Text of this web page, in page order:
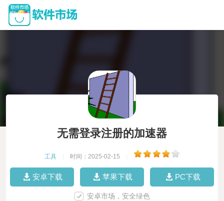
无需登录注册的加速器
工具 时间：2025-02-15
安卓下载 苹果下载 PC下载
安卓市场，安全绿色